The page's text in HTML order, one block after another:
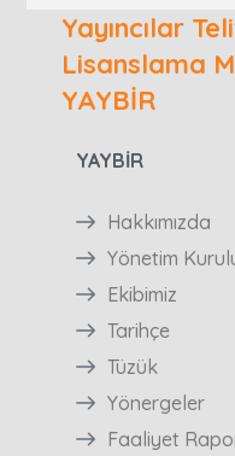
Yayıncılar
Lisanslama
YAYBİR
YAYBİR
Hakkımızda
Yönetim
Ekibimiz
Tarihçe
Tüzük
Yönergeler
Faaliyet